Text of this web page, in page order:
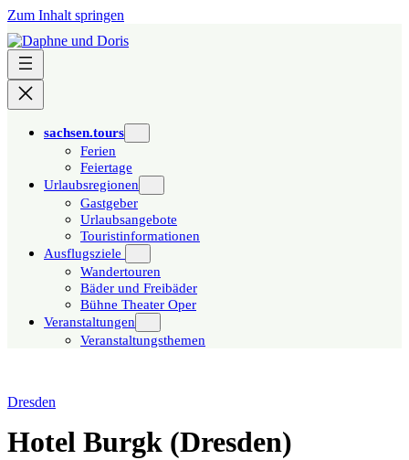
Zum Inhalt springen
sachsen.tours
Ferien
Feiertage
Urlaubsregionen
Gastgeber
Urlaubsangebote
Touristinformationen
Ausflugsziele
Wandertouren
Bäder und Freibäder
Bühne Theater Oper
Veranstaltungen
Veranstaltungsthemen
Dresden
Hotel Burgk (Dresden)